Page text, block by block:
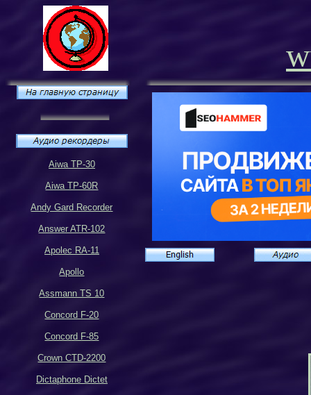
Aiwa TP-30
Aiwa TP-60R
Andy Gard Recorder
Answer ATR-102
Apolec RA-11
Apollo
Assmann TS 10
Concord F-20
Concord F-85
Crown CTD-2200
Dictaphone Dictet